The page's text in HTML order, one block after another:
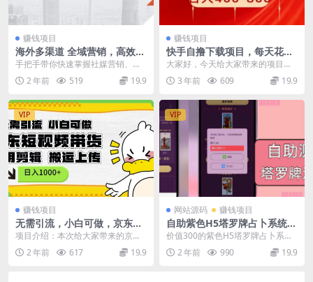
赚钱项目
海外多渠道 全域营销，高效引
流获客，手把手带你快速掌握
社媒营销
手把手带你快速掌握社媒营销、网
红营销和私域营销的实战技巧，输
出成功的海外营销策略...
2 年前 519 19.9
赚钱项目
快手自撸下载项目，每天花一
个小时，日入400-800
大家好，今天给大家带来的项目是
《快手自撸下载项目》，每天花一
个小时，轻轻松松日入...
3 年前 609 19.9
VIP
赚钱项目
无需引流，小白可做，京东短
现频带货，不用剪辑，搬运上
传，日入1k
项目介绍：本次给大家带来的京东
短视频项目非常适合小白，极易上
手，无需剪辑，无需引...
2 年前 617 19.9
VIP
网站源码 赚钱项目
自助紫色H5塔罗牌占卜系统源
码（独立版）- 完整下载与搭
建教程
价值300的紫色H5塔罗牌占卜系统
独立版源码，塔罗牌的流量池是非
常巨大的，现在这...
2 年前 990 19.9